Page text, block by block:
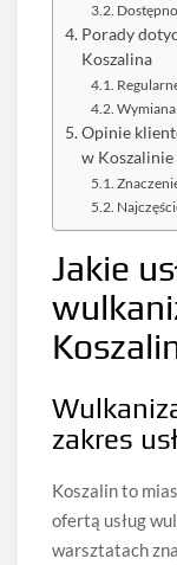
Porady
Koszalina
Opinie
w Koszalinie
Jakie
zakres
Koszalin to
ofertą usług
warsztatach